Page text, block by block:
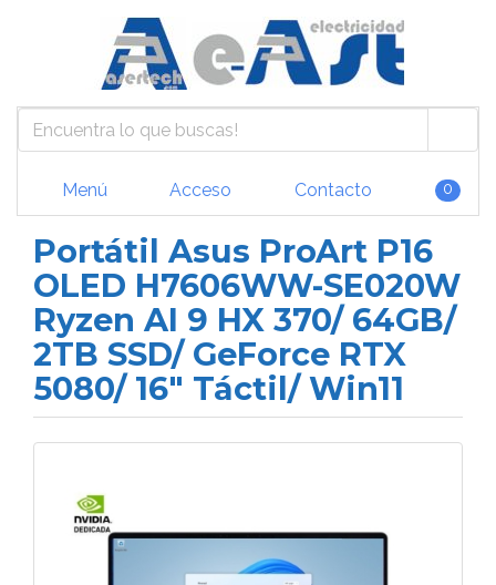
Menú Acceso Contacto 0
Portátil Asus ProArt P16
OLED H7606WW-SE020W
Ryzen AI 9 HX 370/ 64GB/
2TB SSD/ GeForce RTX
5080/ 16" Táctil/ Win11